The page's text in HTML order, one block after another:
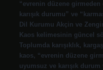
“evrenin düzene
karışık durumu” ve
Dil Kurumu Akçin ve
Kaos kelimesinin güncel
Toplumda karışıklık,
kaos, “evrenin düzene
uyumsuz ve karışık